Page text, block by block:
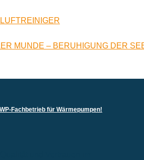
MUNDE – BERUHIGUNG DER
Fachbetrieb für Wärmepumpen!
und Vertrauen im